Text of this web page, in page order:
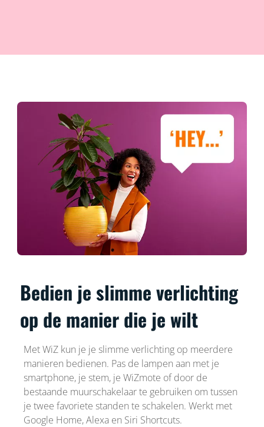
Bedien je slimme verlichting
op de manier die je wilt
Met WiZ kun je je slimme verlichting op meerdere
manieren bedienen. Pas de lampen aan met je
smartphone, je stem, je WiZmote of door de
bestaande muurschakelaar te gebruiken om tussen
je twee favoriete standen te schakelen. Werkt met
Google Home, Alexa en Siri Shortcuts.